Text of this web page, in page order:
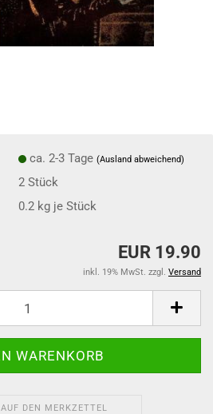
ca. 2-3 Tage(Ausland abweichend)
2Stück
0.2 kg je Stück
EUR 19.90
inkl. 19% MwSt. zzgl. Versand
AUF DEN MERKZETTEL